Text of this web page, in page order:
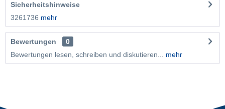
Sicherheitshinweise
3261736 mehr
Bewertungen
0
Bewertungen lesen, schreiben und diskutieren...
mehr